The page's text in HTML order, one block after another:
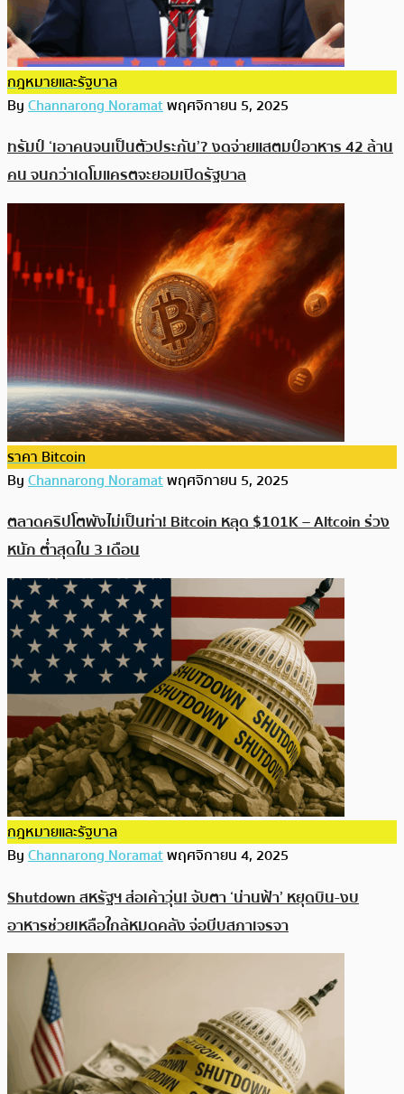
กฎหมายและรัฐบาล
ByChannarong Noramatพฤศจิกายน 5, 2025
ทรัมป์ ‘เอาคนจนเป็นตัวประกัน’? งดจ่ายแสตมป์อาหาร 42 ล้าน
คน จนกว่าเดโมแครตจะยอมเปิดรัฐบาล
ราคา Bitcoin
ByChannarong Noramatพฤศจิกายน 5, 2025
ตลาดคริปโตพังไม่เป็นท่า! Bitcoin หลุด $101K – Altcoin ร่วง
หนัก ต่ำสุดใน 3 เดือน
กฎหมายและรัฐบาล
ByChannarong Noramatพฤศจิกายน 4, 2025
Shutdown สหรัฐฯ ส่อเค้าวุ่น! จับตา ‘น่านฟ้า’ หยุดบิน-งบ
อาหารช่วยเหลือใกล้หมดคลัง จ่อบีบสภาเจรจา